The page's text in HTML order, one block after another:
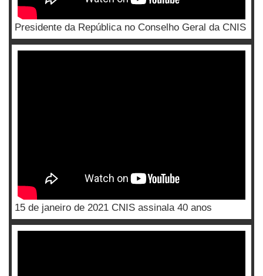
Presidente da República no Conselho Geral da CNIS
15 de janeiro de 2021 CNIS assinala 40 anos